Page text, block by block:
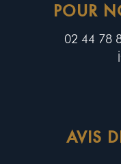
POUR
02 44 78
AVIS